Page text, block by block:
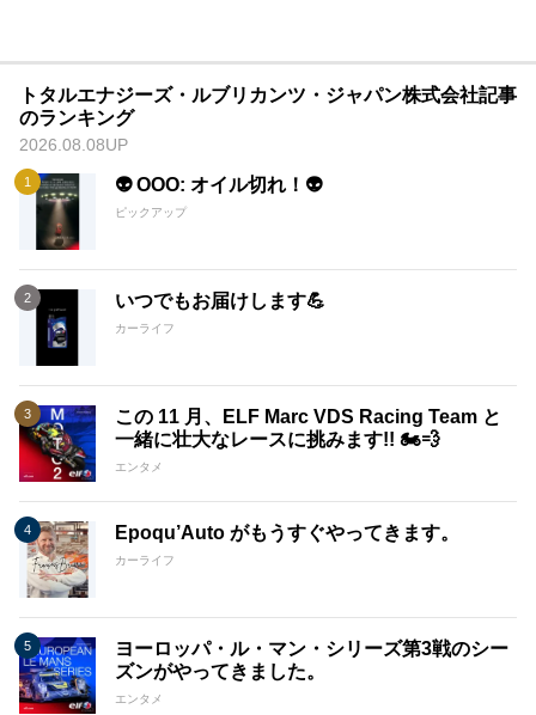
トタルエナジーズ・ルブリカンツ・ジャパン株式会社記事
のランキング
2026.08.08UP
👽 OOO: オイル切れ！👽
ピックアップ
いつでもお届けします💪
カーライフ
この 11 月、ELF Marc VDS Racing Team と
一緒に壮大なレースに挑みます!! 🏍️💨
エンタメ
Epoqu’Auto がもうすぐやってきます。
カーライフ
ヨーロッパ・ル・マン・シリーズ第3戦のシー
ズンがやってきました。
エンタメ